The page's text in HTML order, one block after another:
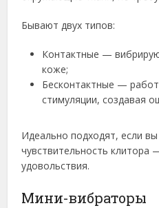
Бывают двух типов:
Контактные —
коже;
Бесконтактные —
стимуляции, создавая
Идеально подходят, если
чувствительность
удовольствия.
Мини-вибраторы